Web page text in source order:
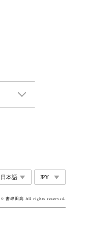
© 書肆田高 All rights reserved.